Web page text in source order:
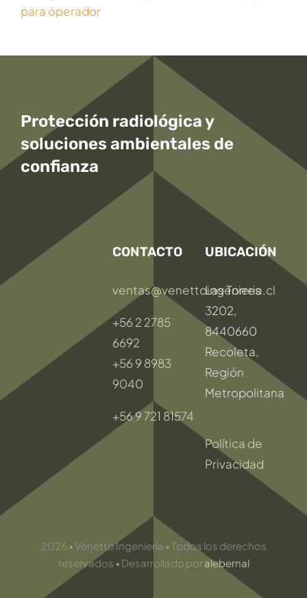
para operador
Protección radiológica y
soluciones ambientales de
confianza
CONTACTO
ventas@venettoingenieria.cl
+56 2 2785
6692
+56 9 8983
9040
+56 9 721 81574
UBICACIÓN
Las Torres
3202,
8440660
Recoleta,
Región
Metropolitana
Política de
Privacidad
2026 • Venetto Ingeniería • Todos los derechos
reservados • Desarrollado poralebernal